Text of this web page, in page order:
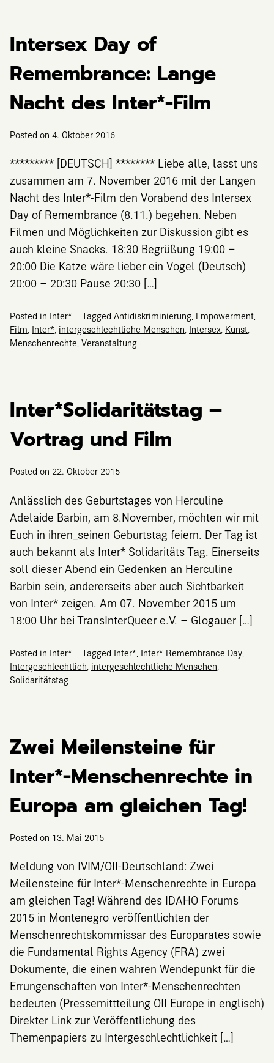
Intersex Day of
Remembrance: Lange
Nacht des Inter*-Film
Posted on 4. Oktober 2016
********* [DEUTSCH] ******** Liebe alle, lasst uns
zusammen am 7. November 2016 mit der Langen
Nacht des Inter*-Film den Vorabend des Intersex
Day of Remembrance (8.11.) begehen. Neben
Filmen und Möglichkeiten zur Diskussion gibt es
auch kleine Snacks. 18:30 Begrüßung 19:00 –
20:00 Die Katze wäre lieber ein Vogel (Deutsch)
20:00 – 20:30 Pause 20:30 […]
Posted in Inter* Tagged Antidiskriminierung, Empowerment,
Film, Inter*, intergeschlechtliche Menschen, Intersex, Kunst,
Menschenrechte, Veranstaltung
Inter*Solidaritätstag –
Vortrag und Film
Posted on 22. Oktober 2015
Anlässlich des Geburtstages von Herculine
Adelaide Barbin, am 8.November, möchten wir mit
Euch in ihren_seinen Geburtstag feiern. Der Tag ist
auch bekannt als Inter* Solidaritäts Tag. Einerseits
soll dieser Abend ein Gedenken an Herculine
Barbin sein, andererseits aber auch Sichtbarkeit
von Inter* zeigen. Am 07. November 2015 um
18:00 Uhr bei TransInterQueer e.V. – Glogauer […]
Posted in Inter* Tagged Inter* Inter* Remembrance Day
Intergeschlechtlich intergeschlechtliche Menschen
Solidaritätstag
Zwei Meilensteine für
Inter*-Menschenrechte in
Europa am gleichen Tag!
Posted on 13. Mai 2015
Meldung von IVIM/OII-Deutschland: Zwei
Meilensteine für Inter*-Menschenrechte in Europa
am gleichen Tag! Während des IDAHO Forums
2015 in Montenegro veröffentlichten der
Menschenrechtskommissar des Europarates sowie
die Fundamental Rights Agency (FRA) zwei
Dokumente, die einen wahren Wendepunkt für die
Errungenschaften von Inter*-Menschenrechten
bedeuten (Pressemittteilung OII Europe in englisch)
Direkter Link zur Veröffentlichung des
Themenpapiers zu Intergeschlechtlichkeit […]